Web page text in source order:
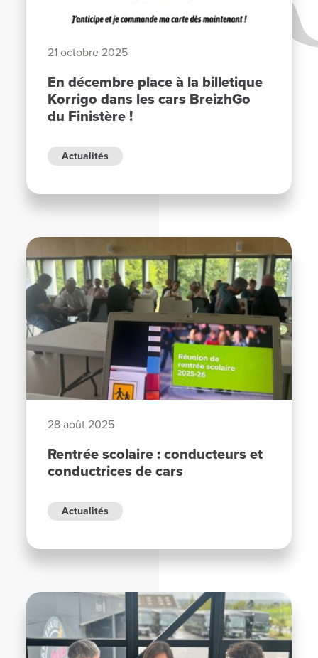
21 octobre 2025
En décembre place à la billetique
Korrigo dans les cars BreizhGo
du Finistère !
Actualités
28 août 2025
Rentrée scolaire : conducteurs et
conductrices de cars
Actualités